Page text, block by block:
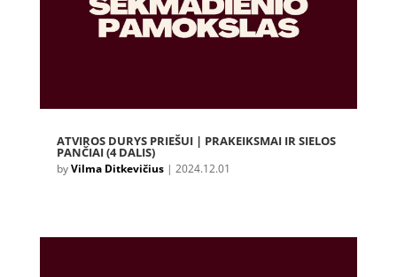
ATVIROS DURYS PRIEŠUI | PRAKEIKSMAI IR SIELOS
PANČIAI (4 DALIS)
byVilma Ditkevičius| 2024.12.01